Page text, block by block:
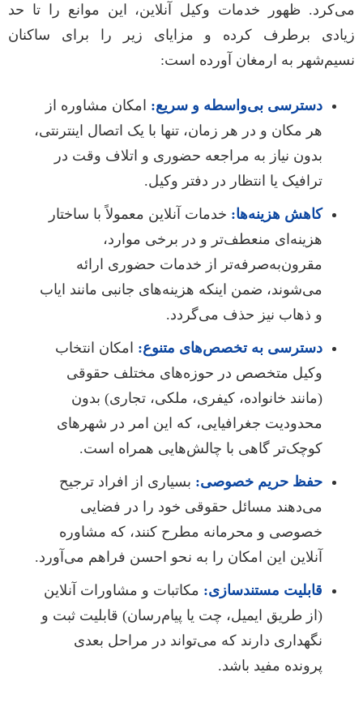
می‌کرد. ظهور خدمات وکیل آنلاین، این موانع را تا حد
زیادی برطرف کرده و مزایای زیر را برای ساکنان
نسیم‌شهر به ارمغان آورده است:
دسترسی بی‌واسطه و سریع: امکان مشاوره از
هر مکان و در هر زمان، تنها با یک اتصال اینترنتی،
بدون نیاز به مراجعه حضوری و اتلاف وقت در
ترافیک یا انتظار در دفتر وکیل.
کاهش هزینه‌ها: خدمات آنلاین معمولاً با ساختار
هزینه‌ای منعطف‌تر و در برخی موارد،
مقرون‌به‌صرفه‌تر از خدمات حضوری ارائه
می‌شوند، ضمن اینکه هزینه‌های جانبی مانند ایاب
و ذهاب نیز حذف می‌گردد.
دسترسی به تخصص‌های متنوع: امکان انتخاب
وکیل متخصص در حوزه‌های مختلف حقوقی
(مانند خانواده، کیفری، ملکی، تجاری) بدون
محدودیت جغرافیایی، که این امر در شهرهای
کوچک‌تر گاهی با چالش‌هایی همراه است.
حفظ حریم خصوصی: بسیاری از افراد ترجیح
می‌دهند مسائل حقوقی خود را در فضایی
خصوصی و محرمانه مطرح کنند، که مشاوره
آنلاین این امکان را به نحو احسن فراهم می‌آورد.
قابلیت مستندسازی: مکاتبات و مشاورات آنلاین
(از طریق ایمیل، چت یا پیام‌رسان) قابلیت ثبت و
نگهداری دارند که می‌تواند در مراحل بعدی
پرونده مفید باشد.